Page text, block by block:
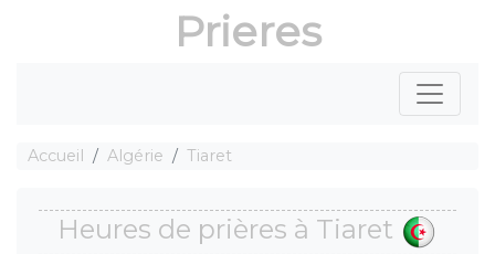
Prieres
Accueil Algérie Tiaret
Heures de prières à Tiaret